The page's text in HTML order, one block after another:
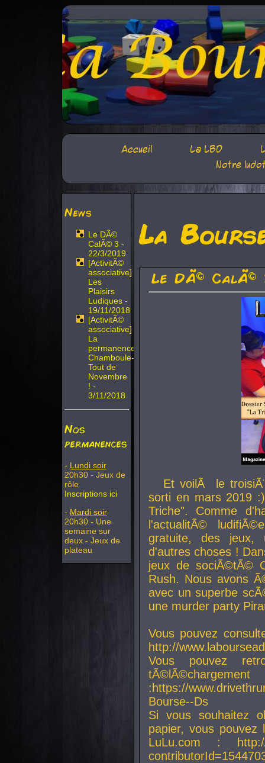
Accueil La LBD
Notre
News
Le DÃ©
CalÃ© 3 -
22/3/2019
[ActivitÃ©
associative]
Les
Plaisirs
Ludiques -
19/11/2018
[ActivitÃ©
associative]
La
permanence
Chamboule-
Tout de
Novembre
! -
3/11/2018
Nos
permanences
- Lundi soir
20h30 - Jeux de
rôle
Inscriptions ici
- Mardi soir
20h30 - Une
semaine sur
deux - Jeux de
plateau
La
Le DÃ© CalÃ©
Et voilÃ le
sorti en mars 2019
Triche". Comme
l'actualitÃ©
gratuite, des jeux,
d'autres choses !
jeux de sociÃ©tÃ©
Rush. Nous avons
avec un superbe
une murder party
Vous pouvez
http://
Vous pouvez
:https://
Bourse--Ds
Si vous souhaitez
papier, vous
LuLu.com : http://